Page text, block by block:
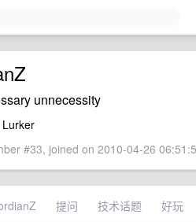
unnecessity
#33, joined on 2010-04-26
提问 技术话题 好玩